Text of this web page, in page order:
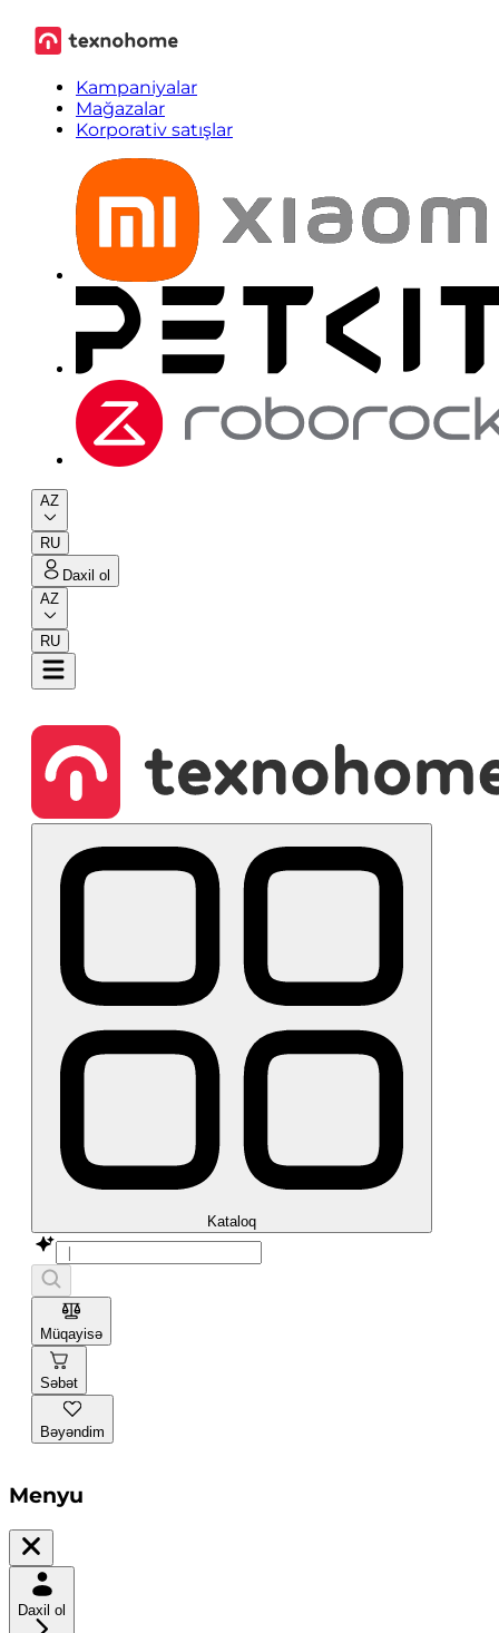
Kampaniyalar
Mağazalar
Korporativ satışlar
AZ
RU
Daxil ol
AZ
RU
Kataloq
Müqayisə
Səbət
Bəyəndim
Menyu
Daxil ol